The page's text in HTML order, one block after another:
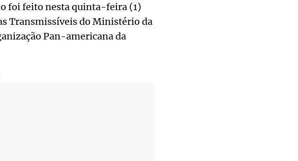
foi feito nesta quinta-feira (1)
Transmissíveis do Ministério da
Pan-americana da